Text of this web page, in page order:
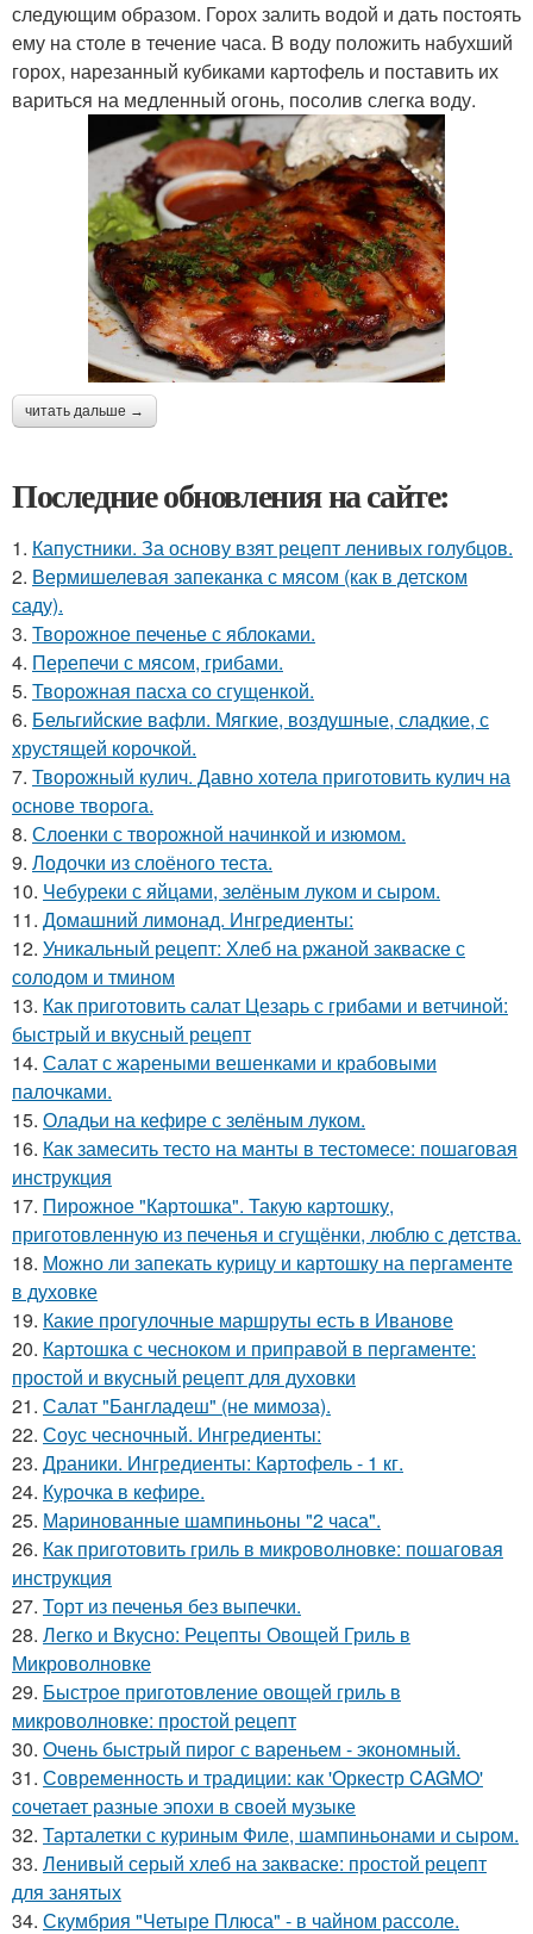
следующим образом. Горох залить водой и дать постоять
ему на столе в течение часа. В воду положить набухший
горох, нарезанный кубиками картофель и поставить их
вариться на медленный огонь, посолив слегка воду.
читать дальше →
Последние обновления на сайте:
1. Капустники. За основу взят рецепт ленивых голубцов.
2. Вермишелевая запеканка с мясом (как в детском
саду).
3. Творожное печенье с яблоками.
4. Перепечи с мясом, грибами.
5. Творожная пасха со сгущенкой.
6. Бельгийские вафли. Мягкие, воздушные, сладкие, с
хрустящей корочкой.
7. Творожный кулич. Давно хотела приготовить кулич на
основе творога.
8. Слоенки с творожной начинкой и изюмом.
9. Лодочки из слоёного теста.
10. Чебуреки с яйцами, зелёным луком и сыром.
11. Домашний лимонад. Ингредиенты:
12. Уникальный рецепт: Хлеб на ржаной закваске с
солодом и тмином
13. Как приготовить салат Цезарь с грибами и ветчиной:
быстрый и вкусный рецепт
14. Салат с жареными вешенками и крабовыми
палочками.
15. Оладьи на кефире с зелёным луком.
16. Как замесить тесто на манты в тестомесе: пошаговая
инструкция
17. Пирожное "Картошка". Такую картошку,
приготовленную из печенья и сгущёнки, люблю с детства.
18. Можно ли запекать курицу и картошку на пергаменте
в духовке
19. Какие прогулочные маршруты есть в Иванове
20. Картошка с чесноком и приправой в пергаменте:
простой и вкусный рецепт для духовки
21. Салат "Бангладеш" (не мимоза).
22. Соус чесночный. Ингредиенты:
23. Драники. Ингредиенты: Картофель - 1 кг.
24. Курочка в кефире.
25. Маринованные шампиньоны "2 часа".
26. Как приготовить гриль в микроволновке: пошаговая
инструкция
27. Торт из печенья без выпечки.
28. Легко и Вкусно: Рецепты Овощей Гриль в
Микроволновке
29. Быстрое приготовление овощей гриль в
микроволновке: простой рецепт
30. Очень быстрый пирог с вареньем - экономный.
31. Современность и традиции: как 'Оркестр CAGMO'
сочетает разные эпохи в своей музыке
32. Тарталетки с куриным Филе, шампиньонами и сыром.
33. Ленивый серый хлеб на закваске: простой рецепт
для занятых
34. Скумбрия "Четыре Плюса" - в чайном рассоле.